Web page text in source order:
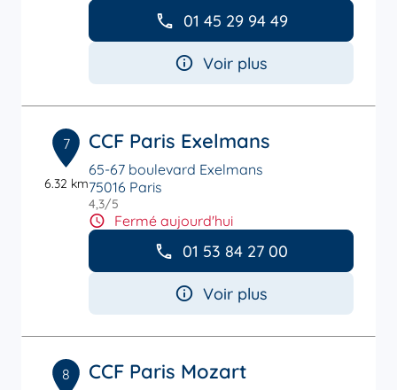
01 45 29 94 49
Voir plus
7
6.32 km
CCF Paris Exelmans
65-67 boulevard Exelmans
75016 Paris
4,3/5
Fermé aujourd'hui
01 53 84 27 00
Voir plus
8 CCF Paris Mozart